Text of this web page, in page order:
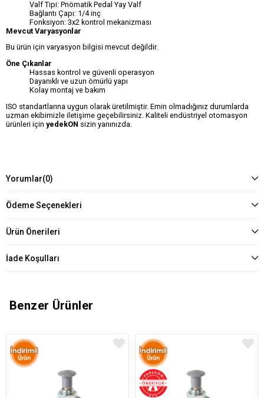
Valf Tipi: Pnömatik Pedal Yay Valf
Bağlantı Çapı: 1/4 inç
Fonksiyon: 3x2 kontrol mekanizması
Mevcut Varyasyonlar
Bu ürün için varyasyon bilgisi mevcut değildir.
Öne Çıkanlar
Hassas kontrol ve güvenli operasyon
Dayanıklı ve uzun ömürlü yapı
Kolay montaj ve bakım
ISO standartlarına uygun olarak üretilmiştir. Emin olmadığınız durumlarda
uzman ekibimizle iletişime geçebilirsiniz. Kaliteli endüstriyel otomasyon
ürünleri için yedekON sizin yanınızda.
Yorumlar(0)
Ödeme Seçenekleri
Ürün Önerileri
İade Koşulları
Benzer Ürünler